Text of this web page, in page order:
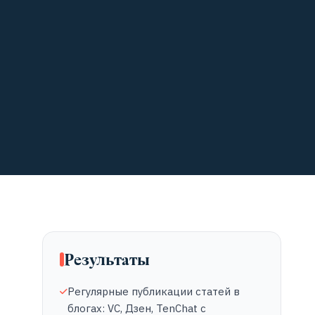
Результаты
Регулярные публикации статей в
блогах: VC, Дзен, TenChat с